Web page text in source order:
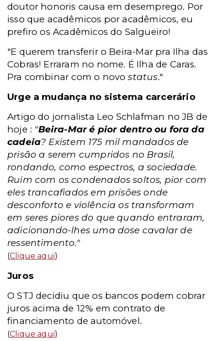
doutor honoris causa em desemprego. Por
isso que acadêmicos por acadêmicos, eu
prefiro os Acadêmicos do Salgueiro!
"E querem transferir o Beira-Mar pra Ilha das
Cobras! Erraram no nome. É Ilha de Caras.
Pra combinar com o novostatus."
Urge a mudança no sistema carcerário
Artigo do jornalista Leo Schlafman no JB de
hoje : "Beira-Mar é pior dentro ou fora da
cadeia? Existem 175 mil mandados de
prisão a serem cumpridos no Brasil,
rondando, como espectros, a sociedade.
Ruim com os condenados soltos, pior com
eles trancafiados em prisões onde
desconforto e violência os transformam
em seres piores do que quando entraram,
adicionando-lhes uma dose cavalar de
ressentimento."
(Clique aqui)
Juros
O STJ decidiu que os bancos podem cobrar
juros acima de 12% em contrato de
financiamento de automóvel.
(Clique aqui)